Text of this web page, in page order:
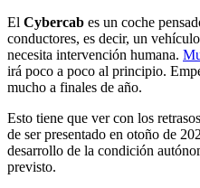
El Cybercab es un coche
conductores, es decir, un
necesita intervención humana.
irá poco a poco al principio.
mucho a finales de año.
Esto tiene que ver con los
de ser presentado en otoño de
desarrollo de la condición
previsto.